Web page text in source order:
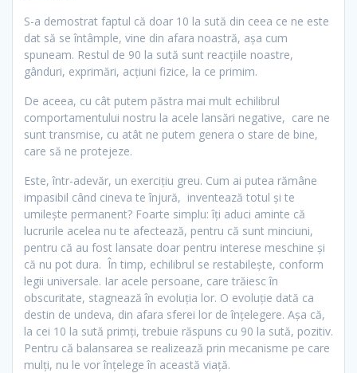
S-a demostrat faptul că doar 10 la sută din ceea ce ne este
dat să se întâmple, vine din afara noastră, aşa cum
spuneam. Restul de 90 la sută sunt reacţiile noastre,
gânduri, exprimări, acţiuni fizice, la ce primim.
De aceea, cu cât putem păstra mai mult echilibrul
comportamentului nostru la acele lansări negative, care ne
sunt transmise, cu atât ne putem genera o stare de bine,
care să ne protejeze.
Este, într-adevăr, un exerciţiu greu. Cum ai putea rămâne
impasibil când cineva te înjură, inventează totul şi te
umileşte permanent? Foarte simplu: îţi aduci aminte că
lucrurile acelea nu te afectează, pentru că sunt minciuni,
pentru că au fost lansate doar pentru interese meschine şi
că nu pot dura. În timp, echilibrul se restabileşte, conform
legii universale. Iar acele persoane, care trăiesc în
obscuritate, stagnează în evoluţia lor. O evoluţie dată ca
destin de undeva, din afara sferei lor de înţelegere. Aşa că,
la cei 10 la sută primţi, trebuie răspuns cu 90 la sută, pozitiv.
Pentru că balansarea se realizează prin mecanisme pe care
mulţi, nu le vor înţelege în această viaţă.